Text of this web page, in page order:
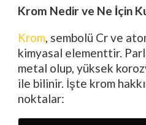
Krom Nedir ve Ne İçin
Krom, sembolü Cr ve
kimyasal elementtir.
metal olup, yüksek
ile bilinir. İşte krom
noktalar: